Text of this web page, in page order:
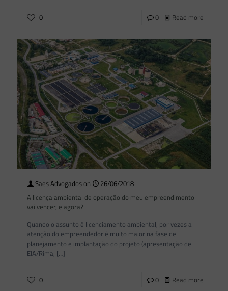
0 0 Read more
Saes Advogadoson
26/06/2018
A licença ambiental de operação do meu empreendimento
vai vencer, e agora?
Quando o assunto é licenciamento ambiental, por vezes a
atenção do empreendedor é muito maior na fase de
planejamento e implantação do projeto (apresentação de
EIA/Rima, […]
0 0 Read more